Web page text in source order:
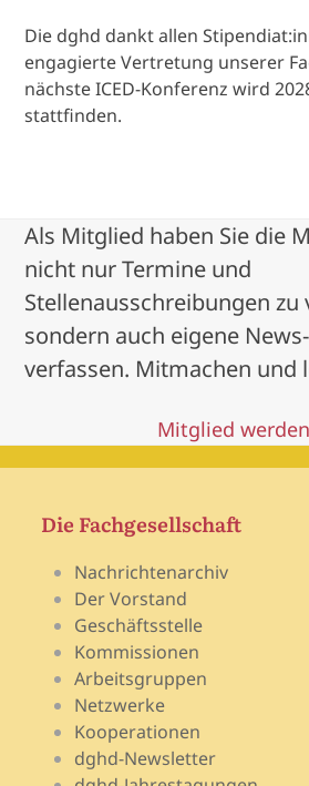
Die dghd dankt allen
engagierte Vertretung unserer
nächste ICED-Konferenz wird
stattfinden.
Als Mitglied haben Sie die
nicht nur Termine und
Stellenausschreibungen
sondern auch eigene
verfassen. Mitmachen und
Mitglied werden
Die Fachgesellschaft
Nachrichtenarchiv
Der Vorstand
Geschäftsstelle
Kommissionen
Arbeitsgruppen
Netzwerke
Kooperationen
dghd-Newsletter